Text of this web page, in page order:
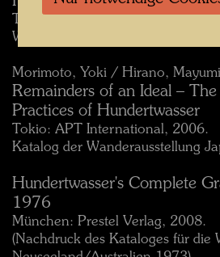
The Exhibition of
Wien: Museums Betriebs
Morimoto, Yoki / Hirano,
Remainders of an Ideal –
Practices of Hundertwasser
Tokio: APT International, 2006.
Katalog der Wanderausstellung
Hundertwasser's Complete
1976
München: Prestel Verlag, 2008.
(Nachdruck des Kataloges für die